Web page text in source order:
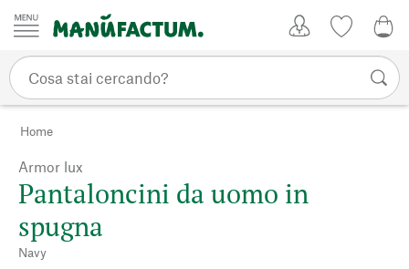
Vai al contenuto
Home
Armor lux
Pantaloncini da uomo in
spugna
Navy